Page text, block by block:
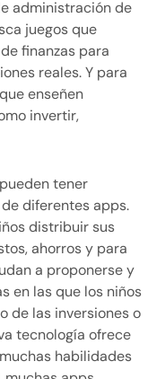
administración de
juegos que
finanzas para
reales. Y para
enseñen
invertir,
tener
diferentes apps.
distribuir sus
ahorros y para
a proponerse y
en las que los niños
de las inversiones o
tecnología ofrece
habilidades